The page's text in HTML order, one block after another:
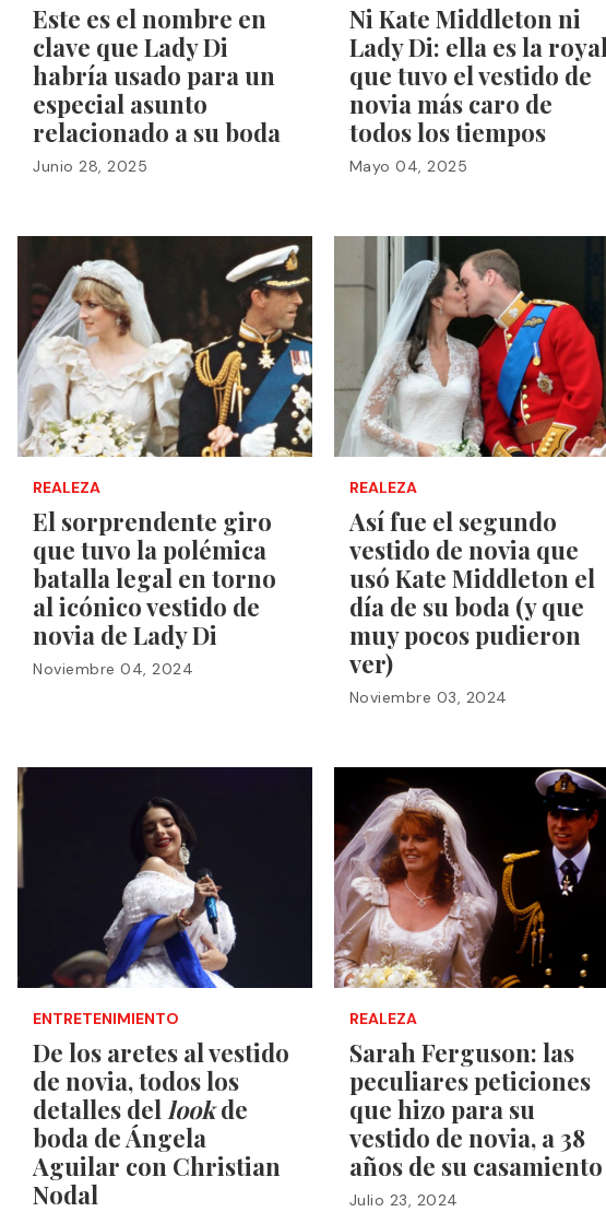
Este es el nombre en
clave que Lady Di
habría usado para un
especial asunto
relacionado a su boda
Junio 28, 2025
Ni Kate Middleton ni
Lady Di: ella es la
que tuvo el vestido de
novia más caro de
todos los tiempos
Mayo 04, 2025
REALEZA
El sorprendente giro
que tuvo la polémica
batalla legal en torno
al icónico vestido de
novia de Lady Di
Noviembre 04, 2024
REALEZA
Así fue el segundo
vestido de novia que
usó Kate Middleton el
día de su boda (y que
muy pocos pudieron
ver)
Noviembre 03, 2024
ENTRETENIMIENTO
De los aretes al vestido
de novia, todos los
detalles del lookde
boda de Ángela
Aguilar con Christian
Nodal
REALEZA
Sarah Ferguson: las
peculiares peticiones
que hizo para su
vestido de novia, a 38
años de su casamiento
Julio 23, 2024